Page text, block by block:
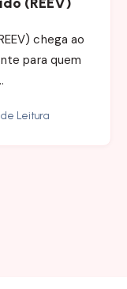
chega ao
para quem
Leitura